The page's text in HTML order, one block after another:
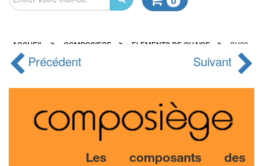
ACCUEIL > COMPOSIEGE > ELEMENTS DE CHAISE > SH20
Précédent Suivant
Les composants des